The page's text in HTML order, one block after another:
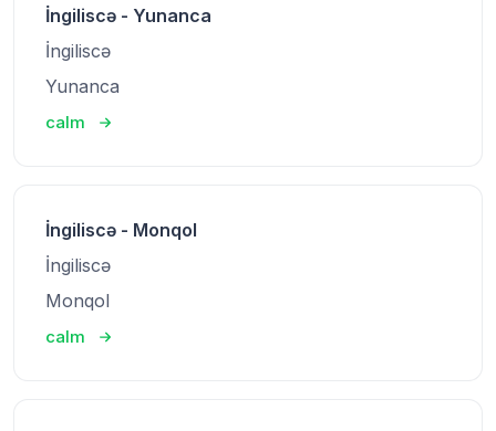
İngiliscə - Yunanca
İngiliscə
Yunanca
calm
İngiliscə - Monqol
İngiliscə
Monqol
calm